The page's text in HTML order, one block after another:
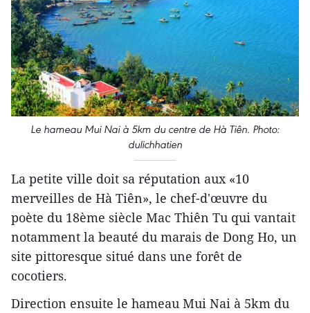
Le hameau Mui Nai à 5km du centre de Hà Tiên. Photo:
dulichhatien
La petite ville doit sa réputation aux «10
merveilles de Hà Tiên», le chef-d'œuvre du
poète du 18ème siècle Mac Thiên Tu qui vantait
notamment la beauté du marais de Dong Ho, un
site pittoresque situé dans une forêt de
cocotiers.
Direction ensuite le hameau Mui Nai à 5km du